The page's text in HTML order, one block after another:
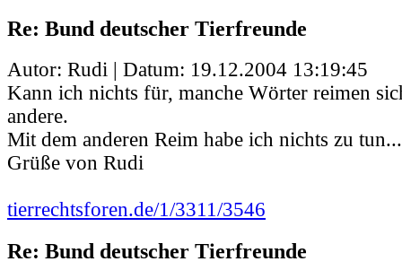
Re: Bund deutscher Tierfreunde
Autor: Rudi | Datum: 19.12.2004 13:19:45
Kann ich nichts für, manche Wörter reimen
andere.
Mit dem anderen Reim habe ich nichts zu tun...
Grüße von Rudi
tierrechtsforen.de/1/3311/3546
Re: Bund deutscher Tierfreunde